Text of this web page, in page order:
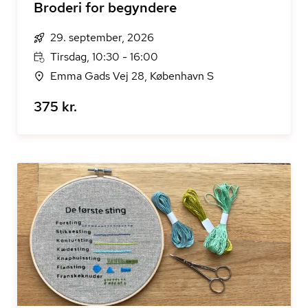
Broderi for begyndere
29. september, 2026
Tirsdag, 10:30 - 16:00
Emma Gads Vej 28, København S
375 kr.